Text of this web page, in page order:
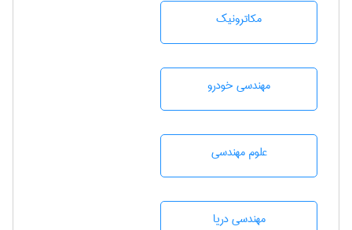
مکاترونیک
مهندسی خودرو
علوم مهندسی
مهندسی دریا